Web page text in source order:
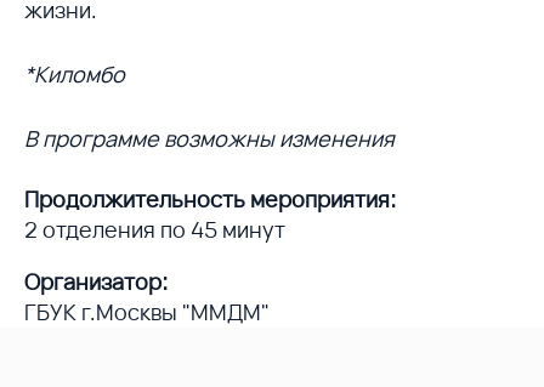
жизни.
*Киломбо
В программе возможны изменения
Продолжительность мероприятия:
2 отделения по 45 минут
Организатор:
ГБУК г.Москвы "ММДМ"